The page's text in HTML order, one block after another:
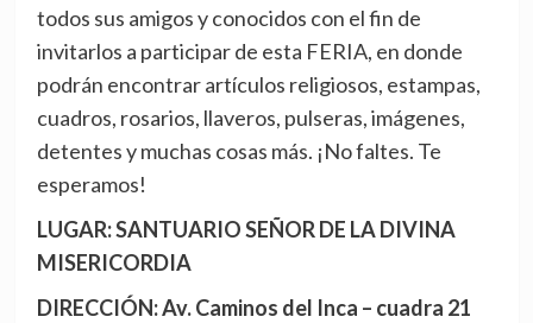
todos sus amigos y conocidos con el fin de
invitarlos a participar de esta FERIA, en donde
podrán encontrar artículos religiosos, estampas,
cuadros, rosarios, llaveros, pulseras, imágenes,
detentes y muchas cosas más. ¡No faltes. Te
esperamos!
LUGAR: SANTUARIO SEÑOR DE LA DIVINA
MISERICORDIA
DIRECCIÓN: Av. Caminos del Inca – cuadra 21